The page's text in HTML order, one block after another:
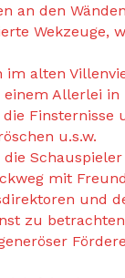
an den
Wekzeuge,
im alten
einem Allerlei
Finsternisse
u.s.w.
mit
und
zu